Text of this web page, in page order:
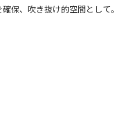
保、吹き抜け的空間として。